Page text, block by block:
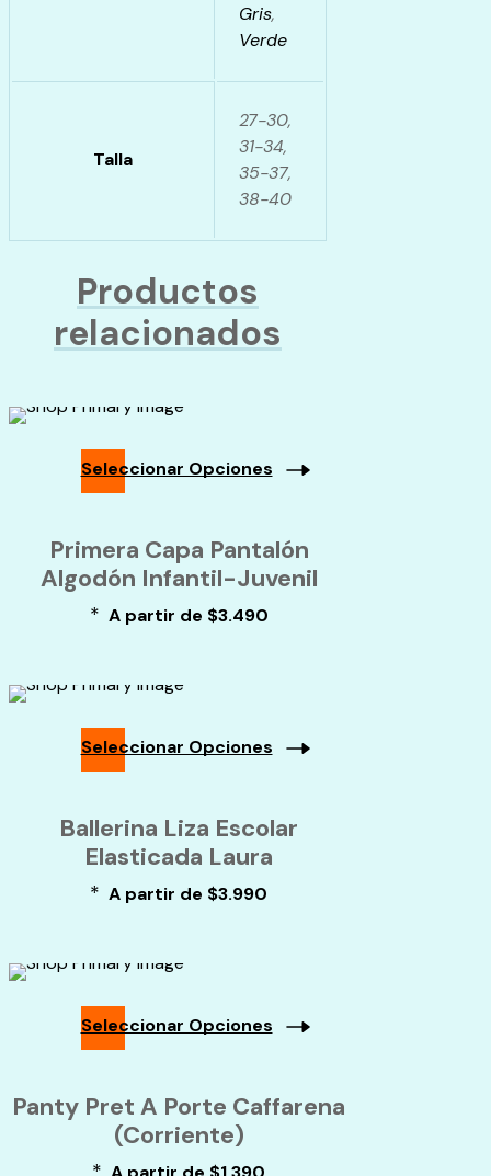
Gris,
Verde
Talla
27-30,
31-34,
35-37,
38-40
Productos
relacionados
Seleccionar Opciones
tiene
múltiples
variantes.
Las
la
producto
Primera Capa Pantalón
Algodón Infantil-Juvenil
* A partir de $3.490
Seleccionar Opciones
tiene
múltiples
variantes.
Las
la
producto
Ballerina Liza Escolar
Elasticada Laura
* A partir de $3.990
Seleccionar Opciones
tiene
múltiples
variantes.
Panty Pret A Porte Caffarena
(Corriente)